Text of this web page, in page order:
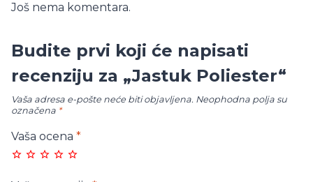
Još nema komentara.
Budite prvi koji će napisati
recenziju za „Jastuk Poliester“
Vaša adresa e-pošte neće biti objavljena. Neophodna polja su
označena *
Vaša ocena *